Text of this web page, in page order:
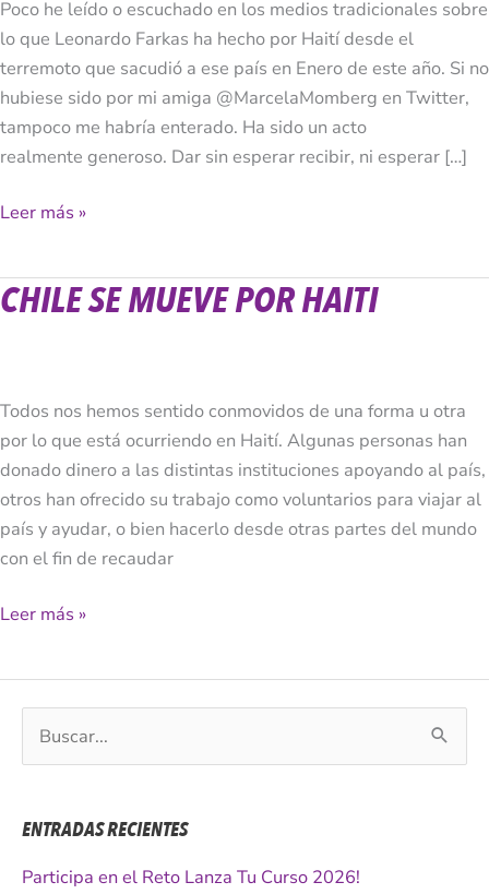
Poco he leído o escuchado en los medios tradicionales sobre
lo que Leonardo Farkas ha hecho por Haití desde el
terremoto que sacudió a ese país en Enero de este año. Si no
hubiese sido por mi amiga @MarcelaMomberg en Twitter,
tampoco me habría enterado. Ha sido un acto
realmente generoso. Dar sin esperar recibir, ni esperar […]
Leer más »
CHILE SE MUEVE POR HAITI
Todos nos hemos sentido conmovidos de una forma u otra
por lo que está ocurriendo en Haití. Algunas personas han
donado dinero a las distintas instituciones apoyando al país,
otros han ofrecido su trabajo como voluntarios para viajar al
país y ayudar, o bien hacerlo desde otras partes del mundo
con el fin de recaudar
Chile
Haiti
Leer más »
u
a
r
ENTRADAS RECIENTES
Participa en el Reto Lanza Tu Curso 2026!